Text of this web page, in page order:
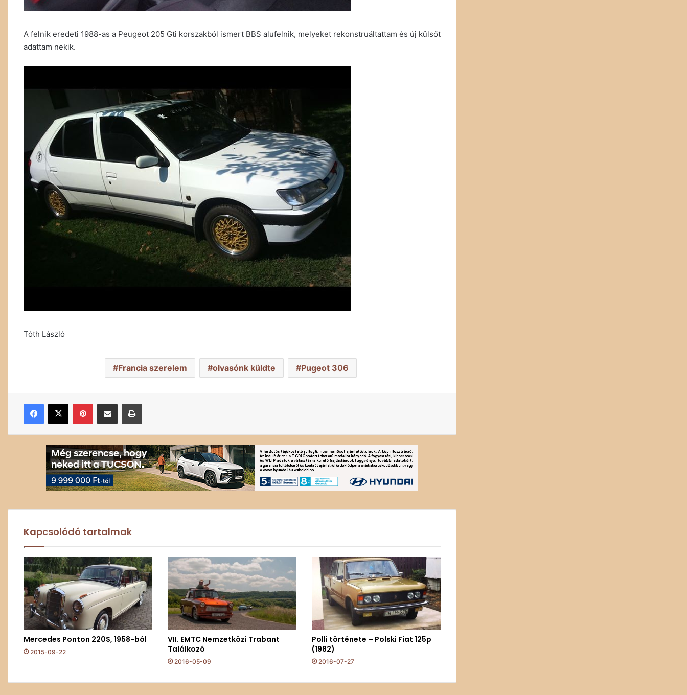
A felnik eredeti 1988-as a Peugeot 205 Gti korszakból ismert BBS alufelnik, melyeket rekonstruáltattam és új külsőt
adattam nekik.
Tóth László
Francia szerelem olvasónk küldte Pugeot 306
Facebook
X PinterestMegosztás email-ben Nyomtatás
Kapcsolódó tartalmak
Mercedes Ponton 220S, 1958-ból
2015-09-22
VII. EMTC Nemzetközi Trabant
Találkozó
2016-05-09
Polli története – Polski Fiat 125p
(1982)
2016-07-27